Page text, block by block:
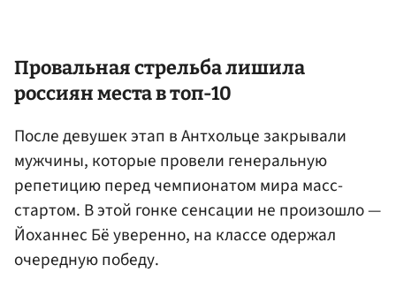
Провальная стрельба лишила
россиян места в топ-10
После девушек этап в Антхольце закрывали
мужчины, которые провели генеральную
репетицию перед чемпионатом мира масс-
стартом. В этой гонке сенсации не произошло —
Йоханнес Бё уверенно, на классе одержал
очередную победу.